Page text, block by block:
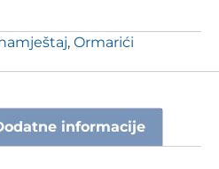
, Ormarići
informacije